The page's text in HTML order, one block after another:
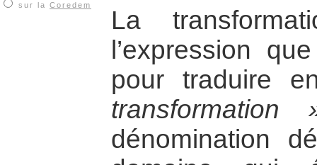
sur la Coredem
La
l’expression
pour traduire
transformation
dénomination